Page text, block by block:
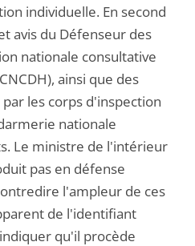
individuelle. En second
avis du Défenseur des
nationale consultative
ainsi que des
les corps d'inspection
nationale
Le ministre de l'intérieur
pas en défense
l'ampleur de ces
de l'identifiant
qu'il procède